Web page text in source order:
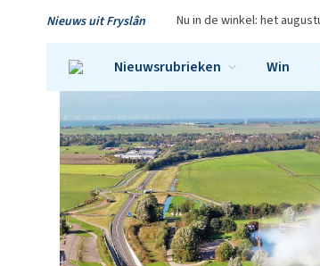
Nieuws uit Fryslân Nu in de winkel: het
Nieuwsrubrieken Win